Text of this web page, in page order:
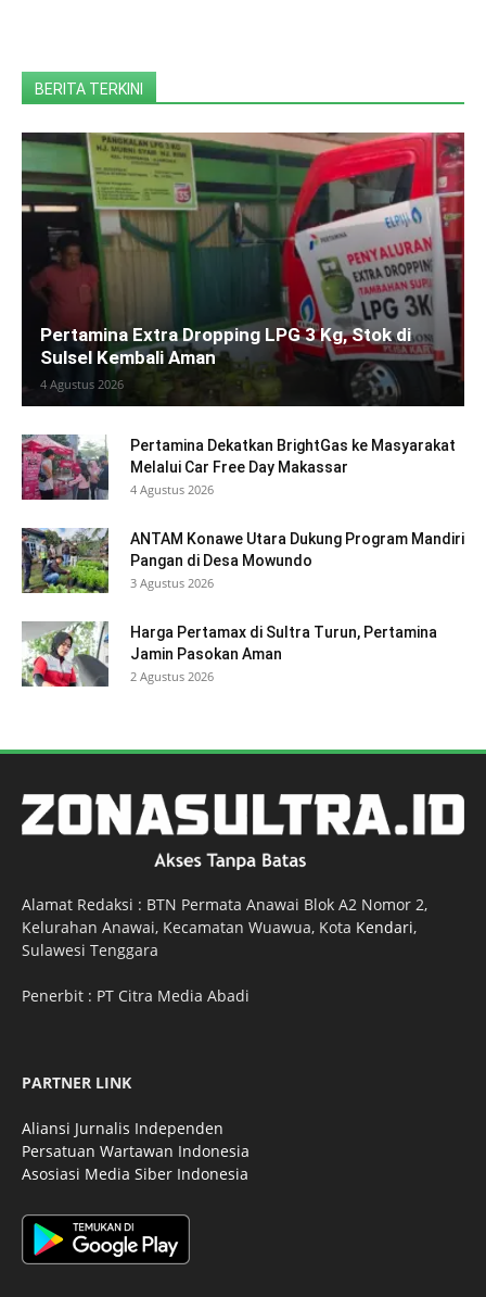
BERITA TERKINI
Pertamina Extra Dropping LPG 3 Kg, Stok di
Sulsel Kembali Aman
4 Agustus 2026
Pertamina Dekatkan BrightGas ke Masyarakat
Melalui Car Free Day Makassar
4 Agustus 2026
ANTAM Konawe Utara Dukung Program Mandiri
Pangan di Desa Mowundo
3 Agustus 2026
Harga Pertamax di Sultra Turun, Pertamina
Jamin Pasokan Aman
2 Agustus 2026
Alamat Redaksi : BTN Permata Anawai Blok A2 Nomor 2,
Kelurahan Anawai, Kecamatan Wuawua, Kota Kendari,
Sulawesi Tenggara
Penerbit : PT Citra Media Abadi
PARTNER LINK
Aliansi Jurnalis Independen
Persatuan Wartawan Indonesia
Asosiasi Media Siber Indonesia